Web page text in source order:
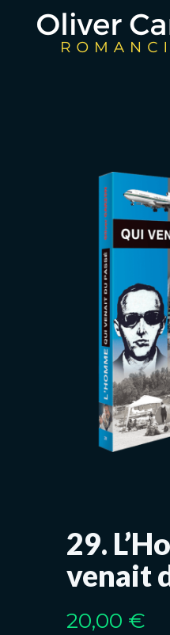
29.
venait
20,00 €